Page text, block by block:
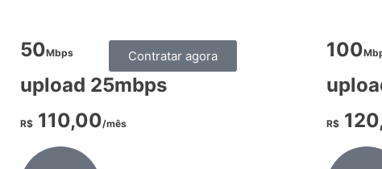
50Mbps
upload 25mbps
R$110,00/mês
Contratar agora 100
R$